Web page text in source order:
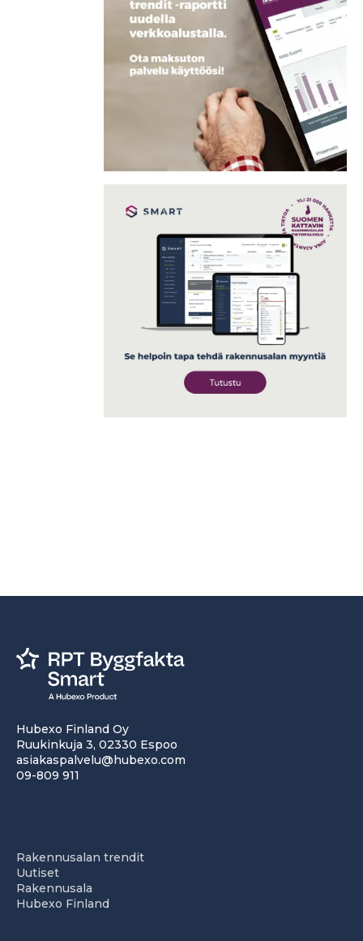
Hubexo Finland Oy
Ruukinkuja 3, 02330 Espoo
asiakaspalvelu@hubexo.com
09-809 911
Rakennusalan trendit
Uutiset
Rakennusala
Hubexo Finland